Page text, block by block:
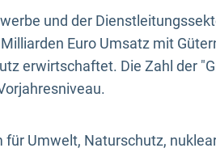
und der
Euro Umsatz mit
erwirtschaftet. Die Zahl der
Umwelt, Naturschutz,